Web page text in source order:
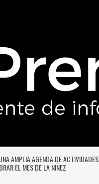
AMPLIA AGENDA DE ACTIVIDADES
EL MES DE LA NIÑEZ